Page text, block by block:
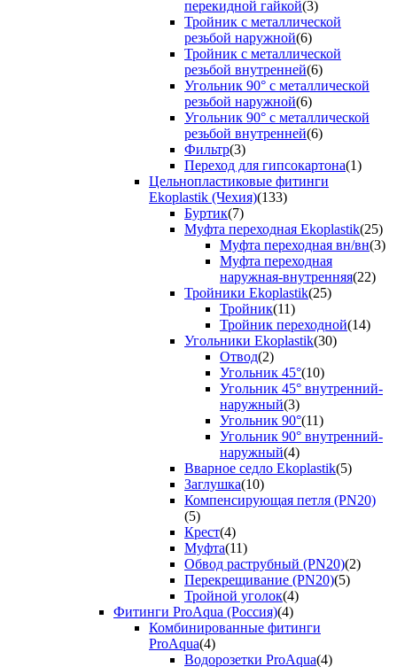
перекидной гайкой(3)
Тройник с металлической
резьбой наружной(6)
Тройник с металлической
резьбой внутренней(6)
Угольник 90° с металлической
резьбой наружной(6)
Угольник 90° с металлической
резьбой внутренней(6)
Фильтр(3)
Переход для гипсокартона(1)
Цельнопластиковые фитинги
Ekoplastik (Чехия)(133)
Буртик(7)
Муфта переходная Ekoplastik(25)
Муфта переходная вн/вн(3)
Муфта переходная
наружная-внутренняя(22)
Тройники Ekoplastik(25)
Тройник(11)
Тройник переходной(14)
Угольники Ekoplastik(30)
Отвод(2)
Угольник 45°(10)
Угольник 45° внутренний-
наружный(3)
Угольник 90°(11)
Угольник 90° внутренний-
наружный(4)
Вварное седло Ekoplastik(5)
Заглушка(10)
Компенсирующая петля (PN20)
(5)
Крест(4)
Муфта(11)
Обвод раструбный (PN20)(2)
Перекрещивание (PN20)(5)
Тройной уголок(4)
Фитинги ProAqua (Россия)(4)
Комбинированные фитинги
ProAqua(4)
Водорозетки ProAqua(4)